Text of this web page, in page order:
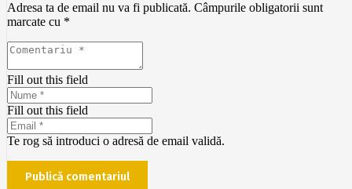
Adresa ta de email nu va fi publicată. Câmpurile obligatorii sunt
marcate cu *
Fill out this field
Fill out this field
Te rog să introduci o adresă de email validă.
Publică comentariul